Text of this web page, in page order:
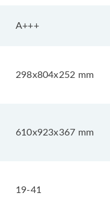
A+++
298x804x252 mm
610x923x367 mm
19-41